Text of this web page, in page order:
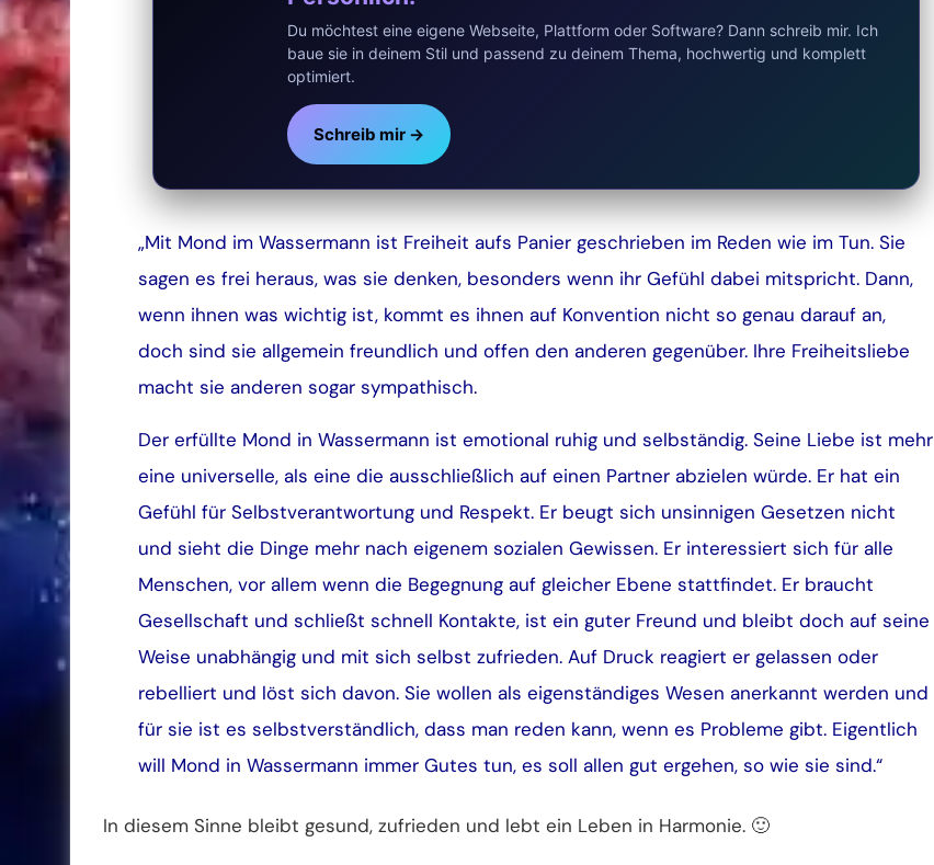
Du möchtest eine eigene Webseite, Plattform oder Software? Dann schreib mir. Ich
baue sie in deinem Stil und passend zu deinem Thema, hochwertig und komplett
optimiert.
Schreib mir →
„Mit Mond im Wassermann ist Freiheit aufs Panier geschrieben im Reden wie im Tun. Sie
sagen es frei heraus, was sie denken, besonders wenn ihr Gefühl dabei mitspricht. Dann,
wenn ihnen was wichtig ist, kommt es ihnen auf Konvention nicht so genau darauf an,
doch sind sie allgemein freundlich und offen den anderen gegenüber. Ihre Freiheitsliebe
macht sie anderen sogar sympathisch.
Der erfüllte Mond in Wassermann ist emotional ruhig und selbständig. Seine Liebe ist mehr
eine universelle, als eine die ausschließlich auf einen Partner abzielen würde. Er hat ein
Gefühl für Selbstverantwortung und Respekt. Er beugt sich unsinnigen Gesetzen nicht
und sieht die Dinge mehr nach eigenem sozialen Gewissen. Er interessiert sich für alle
Menschen, vor allem wenn die Begegnung auf gleicher Ebene stattfindet. Er braucht
Gesellschaft und schließt schnell Kontakte, ist ein guter Freund und bleibt doch auf seine
Weise unabhängig und mit sich selbst zufrieden. Auf Druck reagiert er gelassen oder
rebelliert und löst sich davon. Sie wollen als eigenständiges Wesen anerkannt werden und
für sie ist es selbstverständlich, dass man reden kann, wenn es Probleme gibt. Eigentlich
will Mond in Wassermann immer Gutes tun, es soll allen gut ergehen, so wie sie sind.“
In diesem Sinne bleibt gesund, zufrieden und lebt ein Leben in Harmonie. 🙂